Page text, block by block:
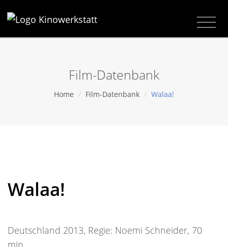
Film-Datenbank
Home / Film-Datenbank / Walaa!
Walaa!
Deutschland 2013, Regie: Noemi Schneider, 70
min.